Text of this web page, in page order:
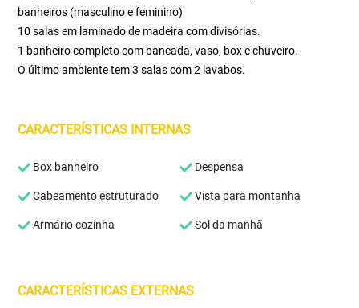
banheiros (masculino e feminino)
10 salas em laminado de madeira com divisórias.
1 banheiro completo com bancada, vaso, box e chuveiro.
O último ambiente tem 3 salas com 2 lavabos.
CARACTERÍSTICAS INTERNAS
Box banheiro Despensa
Cabeamento estruturado Vista para montanha
Armário cozinha Sol da manhã
CARACTERÍSTICAS EXTERNAS